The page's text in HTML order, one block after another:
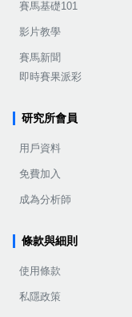
賽馬基礎101
影片教學
賽馬新聞
即時賽果派彩
研究所會員
用戶資料
免費加入
成為分析師
條款與細則
使用條款
私隱政策